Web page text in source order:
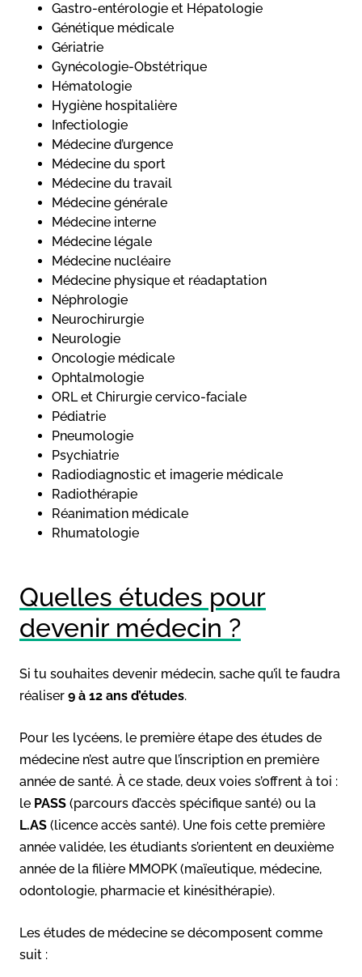
Gastro-entérologie et Hépatologie
Génétique médicale
Gériatrie
Gynécologie-Obstétrique
Hématologie
Hygiène hospitalière
Infectiologie
Médecine d’urgence
Médecine du sport
Médecine du travail
Médecine générale
Médecine interne
Médecine légale
Médecine nucléaire
Médecine physique et réadaptation
Néphrologie
Neurochirurgie
Neurologie
Oncologie médicale
Ophtalmologie
ORL et Chirurgie cervico-faciale
Pédiatrie
Pneumologie
Psychiatrie
Radiodiagnostic et imagerie médicale
Radiothérapie
Réanimation médicale
Rhumatologie
Quelles études pour
devenir médecin ?
Si tu souhaites devenir médecin, sache qu’il te faudra
réaliser 9 à 12 ans d’études.
Pour les lycéens, le première étape des études de
médecine n’est autre que l’inscription en première
année de santé. À ce stade, deux voies s’offrent à toi :
le PASS (parcours d’accès spécifique santé) ou la
L.AS (licence accès santé). Une fois cette première
année validée, les étudiants s’orientent en deuxième
année de la filière MMOPK (maïeutique, médecine,
odontologie, pharmacie et kinésithérapie).
Les études de médecine se décomposent comme
suit :